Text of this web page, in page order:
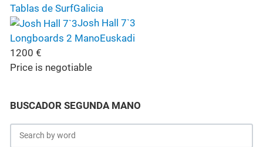
Tablas de SurfGalicia
Josh Hall 7`3
Longboards 2 ManoEuskadi
1200 €
Price is negotiable
BUSCADOR SEGUNDA MANO